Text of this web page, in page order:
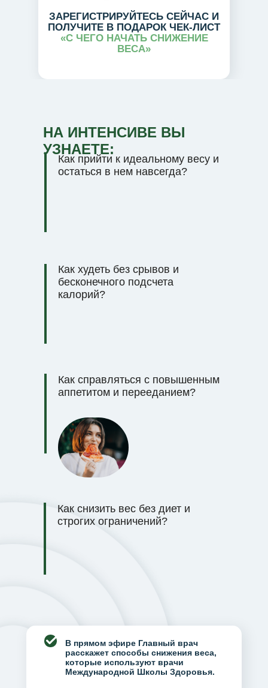
ЗАРЕГИСТРИРУЙТЕСЬ СЕЙЧАС И
ПОЛУЧИТЕ В ПОДАРОК ЧЕК-ЛИСТ
«С ЧЕГО НАЧАТЬ СНИЖЕНИЕ
ВЕСА»
НА ИНТЕНСИВЕ ВЫ
УЗНАЕТЕ:
Как прийти к идеальному весу и
остаться в нем навсегда?
Как снизить вес без диет и
строгих ограничений?
Как худеть без срывов и
бесконечного подсчета
калорий?
Как справляться с повышенным
аппетитом и перееданием?
В прямом эфире Главный врач
расскажет способы снижения веса,
которые используют врачи
Международной Школы Здоровья.